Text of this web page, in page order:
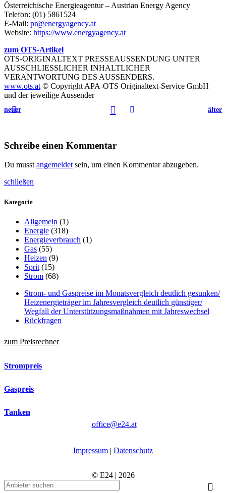
Österreichische Energieagentur – Austrian Energy Agency
Telefon: (01) 5861524
E-Mail: pr@energyagency.at
Website: https://www.energyagency.at
zum OTS-Artikel
OTS-ORIGINALTEXT PRESSEAUSSENDUNG UNTER
AUSSCHLIESSLICHER INHALTLICHER
VERANTWORTUNG DES AUSSENDERS.
www.ots.at © Copyright APA-OTS Originaltext-Service GmbH
und der jeweilige Aussender
neuer älter
Schreibe einen Kommentar
Du musstangemeldetsein, um einen Kommentar abzugeben.
schließen
Kategorie
Allgemein (1)
Energie (318)
Energieverbrauch (1)
Gas (55)
Heizen (9)
Sprit (15)
Strom (68)
Strom- und Gaspreise im Monatsvergleich deutlich gesunken/
Heizenergieträger im Jahresvergleich deutlich günstiger/
Wegfall der Unterstützungsmaßnahmen mit Jahreswechsel
Rückfragen
zum Preisrechner
Strompreis
Gaspreis
Tanken
office@e24.at
Impressum | Datenschutz
© E24 | 2026